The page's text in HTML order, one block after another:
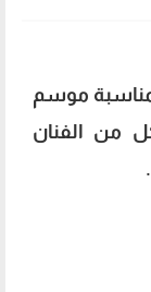
موسم
من الفنان